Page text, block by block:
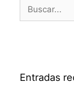
Entradas